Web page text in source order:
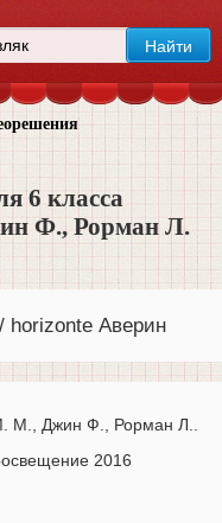
6 класса
Ф., Рорман Л.
horizonte Аверин
М., Джин Ф., Рорман Л..
2016